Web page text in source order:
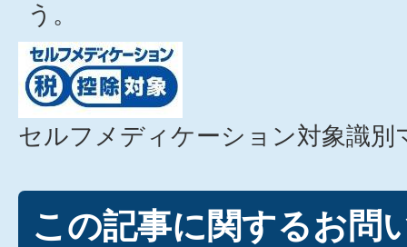
う。
セルフメディケーション対象識別
この記事に関するお問